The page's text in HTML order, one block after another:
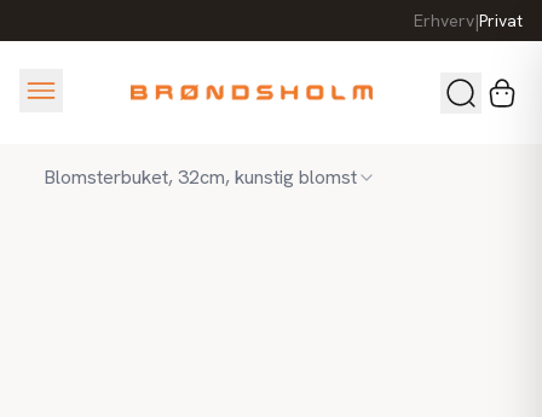
Erhverv|Privat
Blomsterbuket, 32cm, kunstig blomst